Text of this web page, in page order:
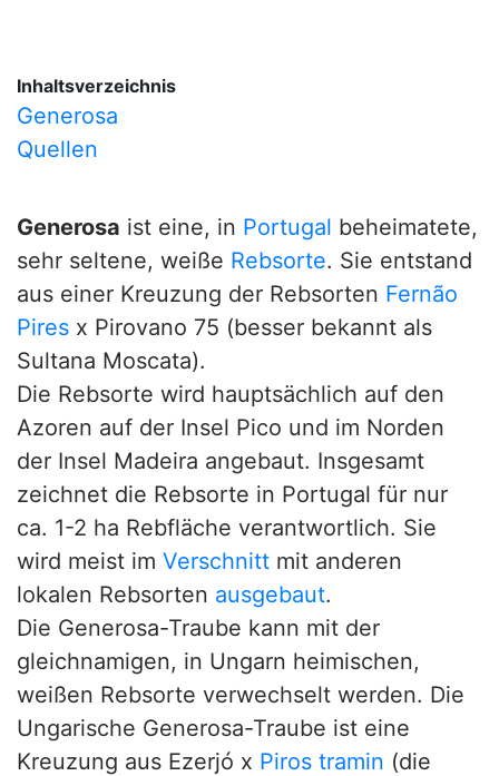
Inhaltsverzeichnis
Generosa
Quellen
Generosa ist eine, in Portugal beheimatete,
sehr seltene, weiße Rebsorte. Sie entstand
aus einer Kreuzung der Rebsorten Fernão
Pires x Pirovano 75 (besser bekannt als
Sultana Moscata).
Die Rebsorte wird hauptsächlich auf den
Azoren auf der Insel Pico und im Norden
der Insel Madeira angebaut. Insgesamt
zeichnet die Rebsorte in Portugal für nur
ca. 1-2 ha Rebfläche verantwortlich. Sie
wird meist im Verschnitt mit anderen
lokalen Rebsorten ausgebaut.
Die Generosa-Traube kann mit der
gleichnamigen, in Ungarn heimischen,
weißen Rebsorte verwechselt werden. Die
Ungarische Generosa-Traube ist eine
Kreuzung aus Ezerjó x Piros tramin (die